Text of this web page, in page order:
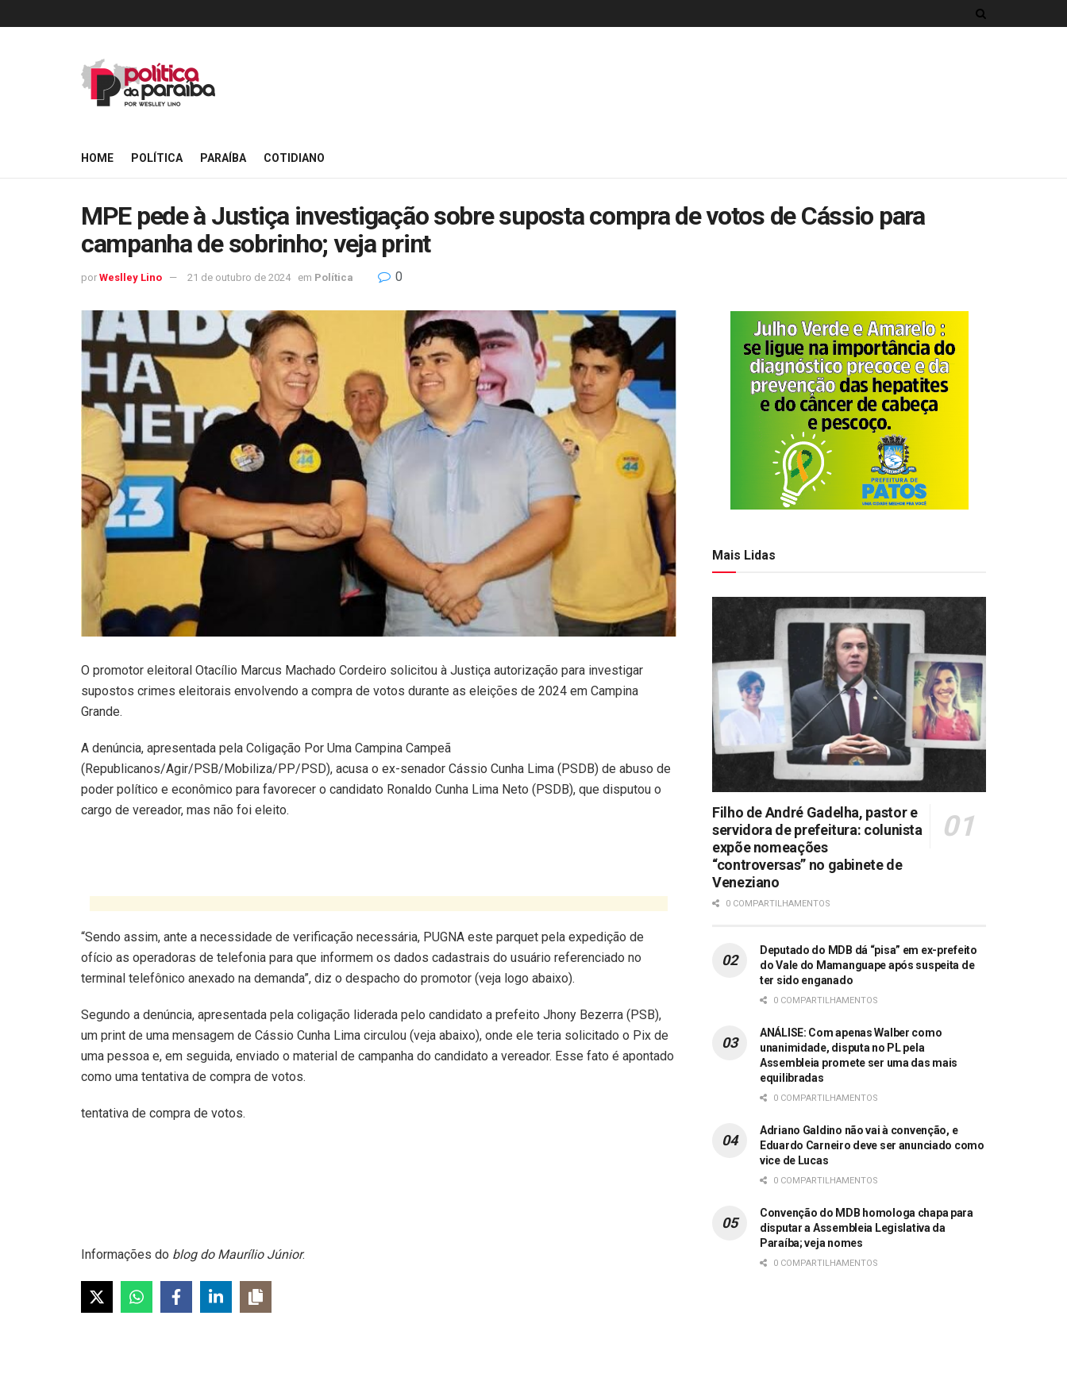
HOME POLÍTICA PARAÍBA COTIDIANO
MPE pede à Justiça investigação sobre suposta compra de votos de Cássio para
campanha de sobrinho; veja print
por Weslley Lino 21 de outubro de 2024 em Política 0
O promotor eleitoral Otacílio Marcus Machado Cordeiro solicitou à Justiça autorização para investigar
supostos crimes eleitorais envolvendo a compra de votos durante as eleições de 2024 em Campina
Grande.
A denúncia, apresentada pela Coligação Por Uma Campina Campeã
(Republicanos/Agir/PSB/Mobiliza/PP/PSD), acusa o ex-senador Cássio Cunha Lima (PSDB) de abuso de
poder político e econômico para favorecer o candidato Ronaldo Cunha Lima Neto (PSDB), que disputou o
cargo de vereador, mas não foi eleito.
“Sendo assim, ante a necessidade de verificação necessária, PUGNA este parquet pela expedição de
ofício as operadoras de telefonia para que informem os dados cadastrais do usuário referenciado no
terminal telefônico anexado na demanda”, diz o despacho do promotor (veja logo abaixo).
Segundo a denúncia, apresentada pela coligação liderada pelo candidato a prefeito Jhony Bezerra (PSB),
um print de uma mensagem de Cássio Cunha Lima circulou (veja abaixo), onde ele teria solicitado o Pix de
uma pessoa e, em seguida, enviado o material de campanha do candidato a vereador. Esse fato é apontado
como uma tentativa de compra de votos.
tentativa de compra de votos.
Informações do blog do Maurílio Júnior.
Mais Lidas
Filho de André Gadelha, pastor e
servidora de prefeitura: colunista
expõe nomeações
“controversas” no gabinete de
Veneziano
0 COMPARTILHAMENTOS
Deputado do MDB dá “pisa” em ex-prefeito
do Vale do Mamanguape após suspeita de
ter sido enganado
0 COMPARTILHAMENTOS
ANÁLISE: Com apenas Walber como
unanimidade, disputa no PL pela
Assembleia promete ser uma das mais
equilibradas
0 COMPARTILHAMENTOS
Adriano Galdino não vai à convenção, e
Eduardo Carneiro deve ser anunciado como
vice de Lucas
0 COMPARTILHAMENTOS
Convenção do MDB homologa chapa para
disputar a Assembleia Legislativa da
Paraíba; veja nomes
0 COMPARTILHAMENTOS